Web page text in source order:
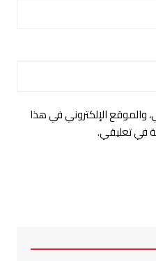
والموقع الإلكتروني في هذا
في تعليقي.